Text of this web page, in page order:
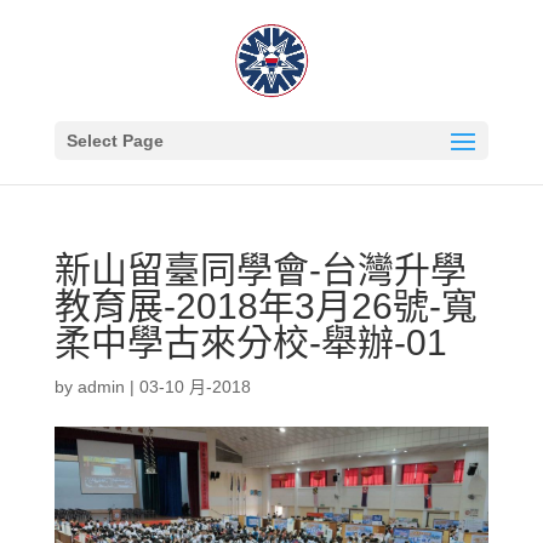
Select Page
新山留臺同學會-台灣升學
教育展-2018年3月26號-寬
柔中學古來分校-舉辦-01
by admin | 03-10 月-2018